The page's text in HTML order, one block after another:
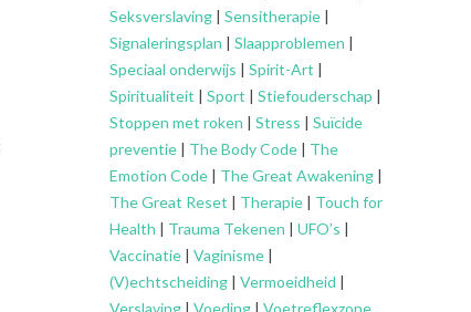
Seksverslaving | Sensitherapie |
Signaleringsplan | Slaapproblemen |
Speciaal onderwijs | Spirit-Art |
Spiritualiteit | Sport | Stiefouderschap |
Stoppen met roken | Stress | Suïcide
preventie | The Body Code | The
Emotion Code | The Great Awakening |
The Great Reset | Therapie | Touch for
Health | Trauma Tekenen | UFO’s |
Vaccinatie | Vaginisme |
(V)echtscheiding | Vermoeidheid |
Verslaving | Voeding | Voetreflexzone